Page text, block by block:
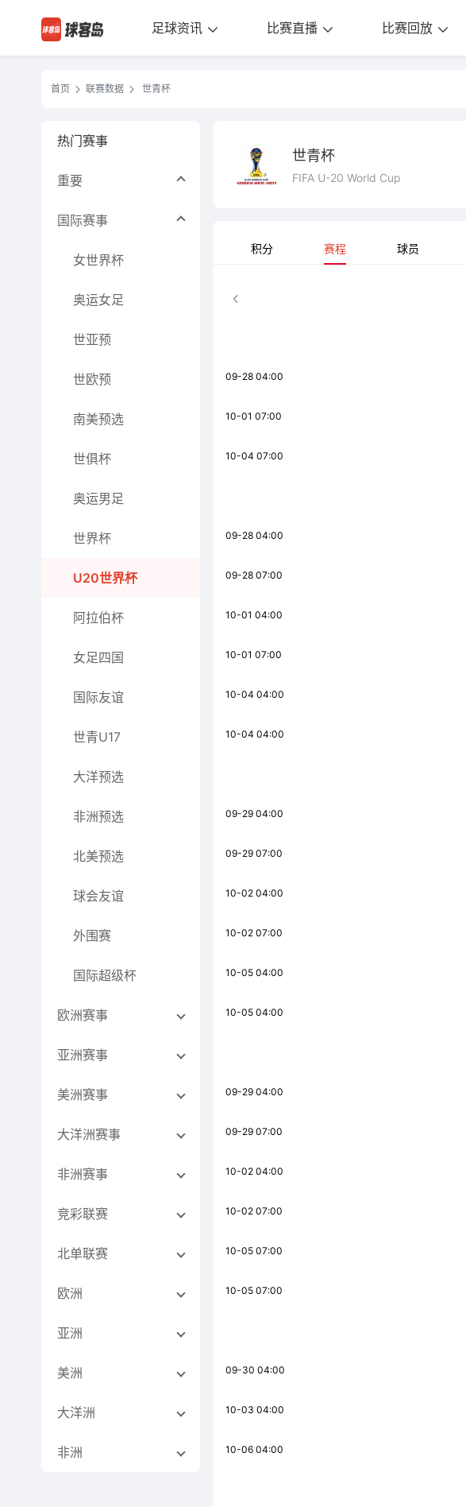
足球资讯 比赛直播 比赛回放
首页 联赛数据 世青杯
热门赛事
重要
国际赛事
女世界杯
奥运女足
世亚预
世欧预
南美预选
世俱杯
奥运男足
世界杯
U20世界杯
阿拉伯杯
女足四国
国际友谊
世青U17
大洋预选
非洲预选
北美预选
球会友谊
外围赛
国际超级杯
欧洲赛事
亚洲赛事
美洲赛事
大洋洲赛事
非洲赛事
竞彩联赛
北单联赛
欧洲
亚洲
美洲
大洋洲
非洲
世青杯
FIFA U-20 World Cup
积分 赛程 球员
09-28 04:00
10-01 07:00
10-04 07:00
09-28 04:00
09-28 07:00
10-01 04:00
10-01 07:00
10-04 04:00
10-04 04:00
09-29 04:00
09-29 07:00
10-02 04:00
10-02 07:00
10-05 04:00
10-05 04:00
09-29 04:00
09-29 07:00
10-02 04:00
10-02 07:00
10-05 07:00
10-05 07:00
09-30 04:00
10-03 04:00
10-06 04:00